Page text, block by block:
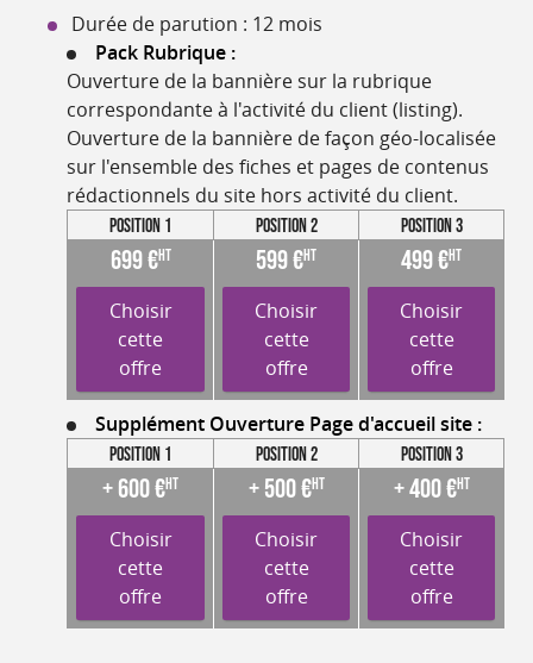
Durée de parution : 12 mois
Pack Rubrique :
Ouverture de la bannière sur la rubrique
correspondante à l'activité du client (listing).
Ouverture de la bannière de façon géo-localisée
sur l'ensemble des fiches et pages de contenus
rédactionnels du site hors activité du client.
Position 1 Position 2 Position 3
699 €HT 599 €HT 499 €HT
Choisir
cette
offre
Choisir
cette
offre
Choisir
cette
offre
Supplément Ouverture Page d'accueil site :
Position 1 Position 2 Position 3
+ 600 €HT + 500 €HT + 400 €HT
Choisir
cette
offre
Choisir
cette
offre
Choisir
cette
offre